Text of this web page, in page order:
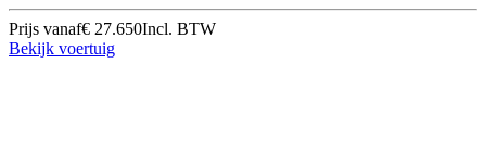
Prijs vanaf€ 27.650Incl. BTW
Bekijk voertuig